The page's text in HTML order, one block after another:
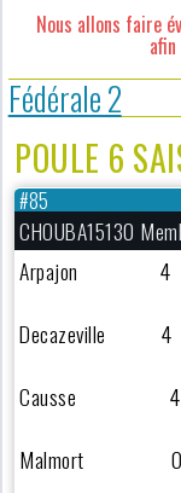
Nous allons faire
Fédérale 2
POULE 6
#85
CHOUBA15130
Arpajon
Decazeville